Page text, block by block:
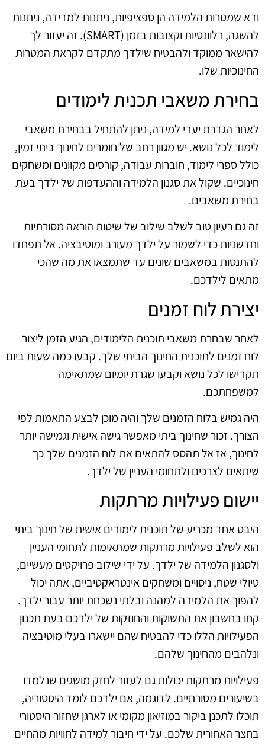
ודא שמטרות הלמידה הן ספציפיות, ניתנות למדידה, ניתנות
להשגה, רלוונטיות וקצובות בזמן (SMART). זה יעזור לך
להישאר ממוקד ולהבטיח שילדך מתקדם לקראת המטרות
החינוכיות שלו.
בחירת משאבי תכנית לימודים
לאחר הגדרת יעדי למידה, ניתן להתחיל בבחירת משאבי
לימוד לכל נושא. יש מגוון רחב של חומרים לחינוך ביתי זמין,
כולל ספרי לימוד, חוברות עבודה, קורסים מקוונים ומשחקים
חינוכיים. שקול את סגנון הלמידה וההעדפות של ילדך בעת
בחירת משאבים.
זה גם רעיון טוב לשלב שילוב של שיטות הוראה מסורתיות
וחדשניות כדי לשמור על ילדך מעורב ומוטיבציה. אל תפחדו
להתנסות במשאבים שונים עד שתמצאו את מה שהכי
מתאים לילדכם.
יצירת לוח זמנים
לאחר שבחרת משאבי תוכנית הלימודים, הגיע הזמן ליצור
לוח זמנים לתוכנית החינוך הביתי שלך. קבעו כמה שעות ביום
תקדישו לכל נושא וקבעו שגרת יומיום שמתאימה
למשפחתכם.
היה גמיש בלוח הזמנים שלך והיה מוכן לבצע התאמות לפי
הצורך. זכור שחינוך ביתי מאפשר גישה אישית וגמישה יותר
לחינוך, אז אל תהסס להתאים את לוח הזמנים שלך כך
שיתאים לצרכים ולתחומי העניין של ילדך.
יישום פעילויות מרתקות
היבט אחד מכריע של תוכנית לימודים אישית של חינוך ביתי
הוא לשלב פעילויות מרתקות שמתאימות לתחומי העניין
ולסגנון הלמידה של ילדך. על ידי שילוב פרויקטים מעשיים,
טיולי שטח, ניסויים ומשחקים אינטראקטיביים, אתה יכול
להפוך את הלמידה למהנה ובלתי נשכחת יותר עבור ילדך.
קחו בחשבון את התשוקות והחוזקות של ילדכם בעת תכנון
הפעילויות הללו כדי להבטיח שהם יישארו בעלי מוטיבציה
ונלהבים מהחינוך שלהם.
פעילויות מרתקות יכולות גם לעזור לחזק מושגים שנלמדו
בשיעורים מסורתיים. לדוגמה, אם ילדכם לומד היסטוריה,
תוכלו לתכנן ביקור במוזיאון מקומי או לארגן שחזור היסטורי
בחצר האחורית שלכם. על ידי חיבור למידה לחוויות מהחיים